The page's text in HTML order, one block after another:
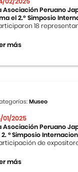
Asociación Peruano
el 2.º Simposio
18
más
Museo
01/2025
Asociación Peruano
2. ° Simposio
de
más